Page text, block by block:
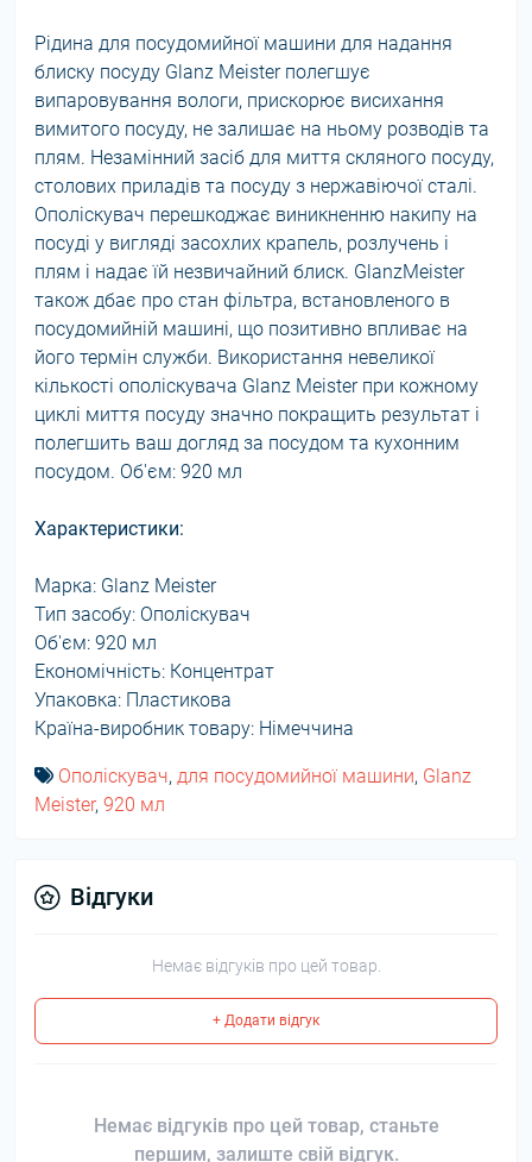
Рідина для посудомийної машини для надання
блиску посуду Glanz Meister полегшує
випаровування вологи, прискорює висихання
вимитого посуду, не залишає на ньому розводів та
плям. Незамінний засіб для миття скляного посуду,
столових приладів та посуду з нержавіючої сталі.
Ополіскувач перешкоджає виникненню накипу на
посуді у вигляді засохлих крапель, розлучень і
плям і надає їй незвичайний блиск. GlanzMeister
також дбає про стан фільтра, встановленого в
посудомийній машині, що позитивно впливає на
його термін служби. Використання невеликої
кількості ополіскувача Glanz Meister при кожному
циклі миття посуду значно покращить результат і
полегшить ваш догляд за посудом та кухонним
посудом. Об'єм: 920 мл
Характеристики:
Марка: Glanz Meister
Тип засобу: Ополіскувач
Об'єм: 920 мл
Економічність: Концентрат
Упаковка: Пластикова
Країна-виробник товару: Німеччина
Ополіскувач, для посудомийної машини, Glanz
Meister, 920 мл
Відгуки
Немає відгуків про цей товар.
+ Додати відгук
Немає відгуків про цей товар, станьте
першим, залиште свій відгук.